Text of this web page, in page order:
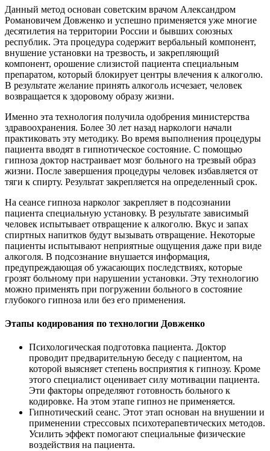
Данный метод основан советским врачом Александром
Романовичем Довженко и успешно применяется уже многие
десятилетия на территории России и бывших союзных
республик. Эта процедура содержит вербальный компонент,
внушение установки на трезвость, и закрепляющий
компонент, орошение слизистой пациента специальным
препаратом, который блокирует центры влечения к алкоголю.
В результате желание принять алкоголь исчезает, человек
возвращается к здоровому образу жизни.
Именно эта технология получила одобрения министерства
здравоохранения. Более 30 лет назад наркологи начали
практиковать эту методику. Во время выполнения процедуры
пациента вводят в гипнотическое состояние. С помощью
гипноза доктор настраивает мозг больного на трезвый образ
жизни. После завершения процедуры человек избавляется от
тяги к спирту. Результат закрепляется на определенный срок.
На сеансе гипноза нарколог закрепляет в подсознании
пациента специальную установку. В результате зависимый
человек испытывает отвращение к алкоголю. Вкус и запах
спиртных напитков будут вызывать отвращение. Некоторые
пациенты испытывают неприятные ощущения даже при виде
алкоголя. В подсознание внушается информация,
предупреждающая об ужасающих последствиях, которые
грозят больному при нарушении установки. Эту технологию
можно применять при погружении больного в состояние
глубокого гипноза или без его применения.
Этапы кодирования по технологии Довженко
Психологическая подготовка пациента. Доктор
проводит предварительную беседу с пациентом, на
которой выясняет степень восприятия к гипнозу. Кроме
этого специалист оценивает силу мотивации пациента.
Эти факторы определяют готовность больного к
кодировке. На этом этапе гипноз не применяется.
Гипнотический сеанс. Этот этап основан на внушении и
применении стрессовых психотерапевтических методов.
Усилить эффект помогают специальные физические
воздействия на пациента.